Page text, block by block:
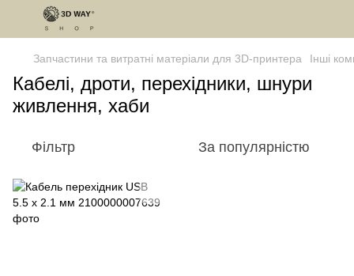
Запчастини та витратні матеріали для 3D-принтера Інші
Кабелі, дроти, перехідники, шнури
живлення, хаби
Фільтр За популярністю